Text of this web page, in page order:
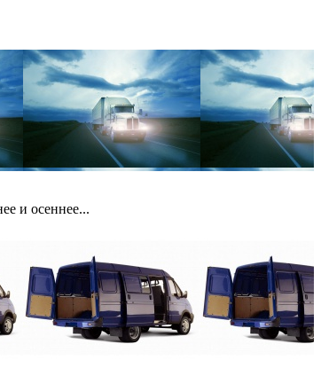
и осеннее...